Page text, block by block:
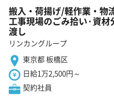
搬入・荷揚げ/軽作業・物
工事現場のごみ拾い·資
渡し
リンカングループ
東京都 板橋区
日給1万2,500円～
契約社員